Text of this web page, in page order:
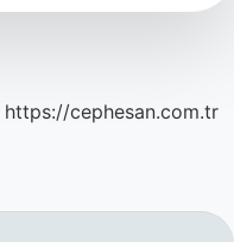
https://cephesan.com.tr